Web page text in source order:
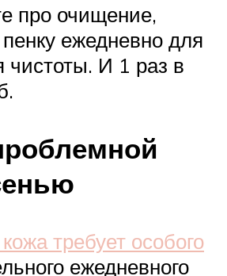
про очищение,
ежедневно для
чистоты. И 1 раз в
требует особого
ежедневного